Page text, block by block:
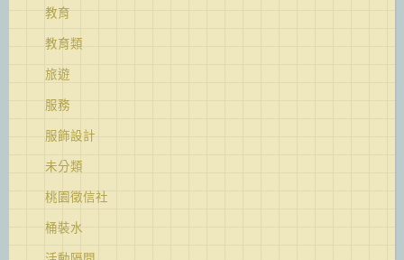
教育
教育類
旅遊
服務
服飾設計
未分類
桃園徵信社
桶裝水